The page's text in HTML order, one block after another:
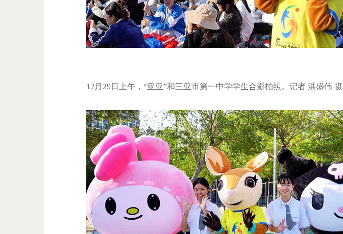
12月29日上午，“亚亚”和三亚市第一中学学生合影拍照。记者 洪盛伟 摄